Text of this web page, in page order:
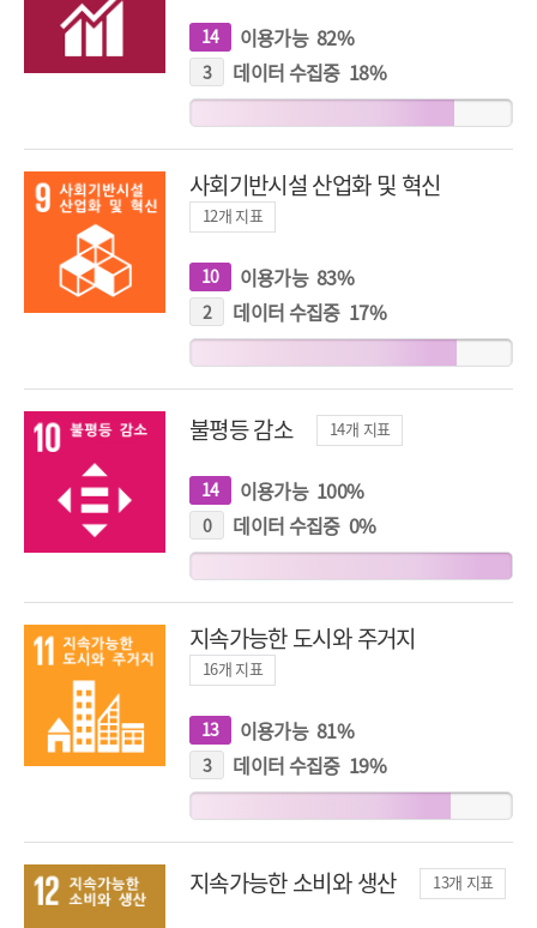
14개
지
표
이용가능 82%
3개
지
표
데이터 수집중 18%
사회기반시설 산업화 및 혁신
12개 지표
10개
지
표
이용가능 83%
2개
지
표
데이터 수집중 17%
불평등 감소 14개 지표
14개
지
표
이용가능 100%
0개
지
표
데이터 수집중 0%
지속가능한 도시와 주거지
16개 지표
13개
지
표
이용가능 81%
3개
지
표
데이터 수집중 19%
지속가능한 소비와 생산 13개 지표